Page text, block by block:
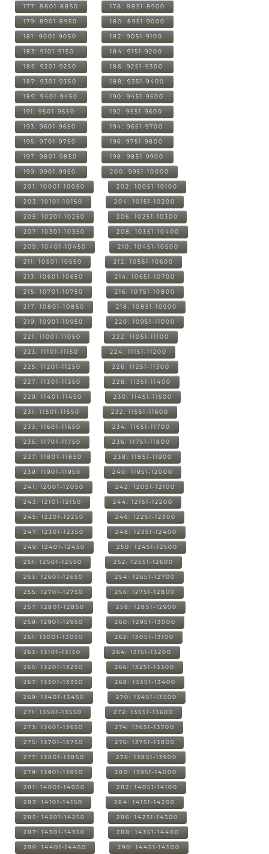
177: 8801-8850 178: 8851-8900
179: 8901-8950 180: 8951-9000
181: 9001-9050 182: 9051-9100
183: 9101-9150 184: 9151-9200
185: 9201-9250 186: 9251-9300
187: 9301-9350 188: 9351-9400
189: 9401-9450 190: 9451-9500
191: 9501-9550 192: 9551-9600
193: 9601-9650 194: 9651-9700
195: 9701-9750 196: 9751-9800
197: 9801-9850 198: 9851-9900
199: 9901-9950 200: 9951-10000
201: 10001-10050 202: 10051-10100
203: 10101-10150 204: 10151-10200
205: 10201-10250 206: 10251-10300
207: 10301-10350 208: 10351-10400
209: 10401-10450 210: 10451-10500
211: 10501-10550 212: 10551-10600
213: 10601-10650 214: 10651-10700
215: 10701-10750 216: 10751-10800
217: 10801-10850 218: 10851-10900
219: 10901-10950 220: 10951-11000
221: 11001-11050 222: 11051-11100
223: 11101-11150 224: 11151-11200
225: 11201-11250 226: 11251-11300
227: 11301-11350 228: 11351-11400
229: 11401-11450 230: 11451-11500
231: 11501-11550 232: 11551-11600
233: 11601-11650 234: 11651-11700
235: 11701-11750 236: 11751-11800
237: 11801-11850 238: 11851-11900
239: 11901-11950 240: 11951-12000
241: 12001-12050 242: 12051-12100
243: 12101-12150 244: 12151-12200
245: 12201-12250 246: 12251-12300
247: 12301-12350 248: 12351-12400
249: 12401-12450 250: 12451-12500
251: 12501-12550 252: 12551-12600
253: 12601-12650 254: 12651-12700
255: 12701-12750 256: 12751-12800
257: 12801-12850 258: 12851-12900
259: 12901-12950 260: 12951-13000
261: 13001-13050 262: 13051-13100
263: 13101-13150 264: 13151-13200
265: 13201-13250 266: 13251-13300
267: 13301-13350 268: 13351-13400
269: 13401-13450 270: 13451-13500
271: 13501-13550 272: 13551-13600
273: 13601-13650 274: 13651-13700
275: 13701-13750 276: 13751-13800
277: 13801-13850 278: 13851-13900
279: 13901-13950 280: 13951-14000
281: 14001-14050 282: 14051-14100
283: 14101-14150 284: 14151-14200
285: 14201-14250 286: 14251-14300
287: 14301-14350 288: 14351-14400
289: 14401-14450 290: 14451-14500